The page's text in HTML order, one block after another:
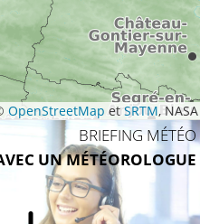
OpenStreetMap et SRTM, NASA
BRIEFING MÉTÉO
UN MÉTÉOROLOGUE